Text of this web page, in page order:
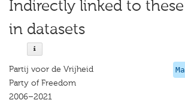
Indirectly linked to
in datasets
Partij voor de Vrijheid
Party of Freedom
2006–2021